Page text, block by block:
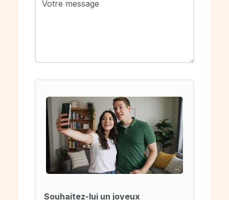
Souhaitez-lui un joyeux